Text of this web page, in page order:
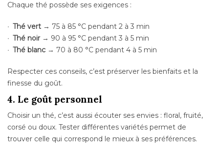
Chaque thé possède ses exigences :
Thé vert → 75 à 85 °C pendant 2 à 3 min
Thé noir→ 90 à 95 °C pendant 3 à 5 min
Thé blanc → 70 à 80 °C pendant 4 à 5 min
Respecter ces conseils, c’est préserver les bienfaits et la
finesse du goût.
4. Le goût personnel
Choisir un thé, c’est aussi écouter ses envies : floral, fruité,
corsé ou doux. Tester différentes variétés permet de
trouver celle qui correspond le mieux à ses préférences.